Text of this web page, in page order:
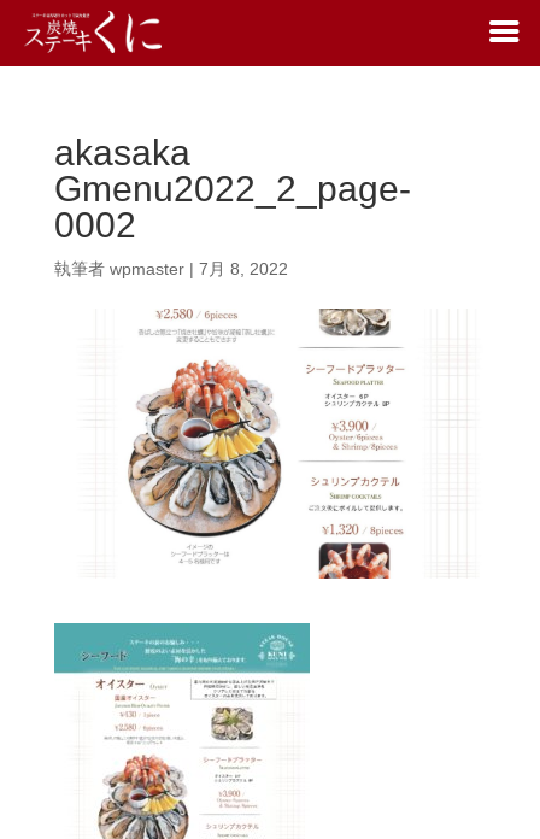
akasaka
Gmenu2022_2_page-
0002
執筆者 wpmaster| 7月 8, 2022